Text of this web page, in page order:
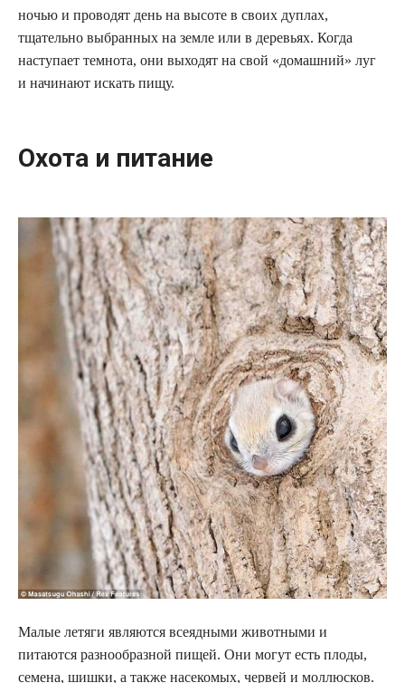
ночью и проводят день на высоте в своих дуплах,
тщательно выбранных на земле или в деревьях. Когда
наступает темнота, они выходят на свой «домашний» луг
и начинают искать пищу.
Охота и питание
Малые летяги являются всеядными животными и
питаются разнообразной пищей. Они могут есть плоды,
семена, шишки, а также насекомых, червей и моллюсков.